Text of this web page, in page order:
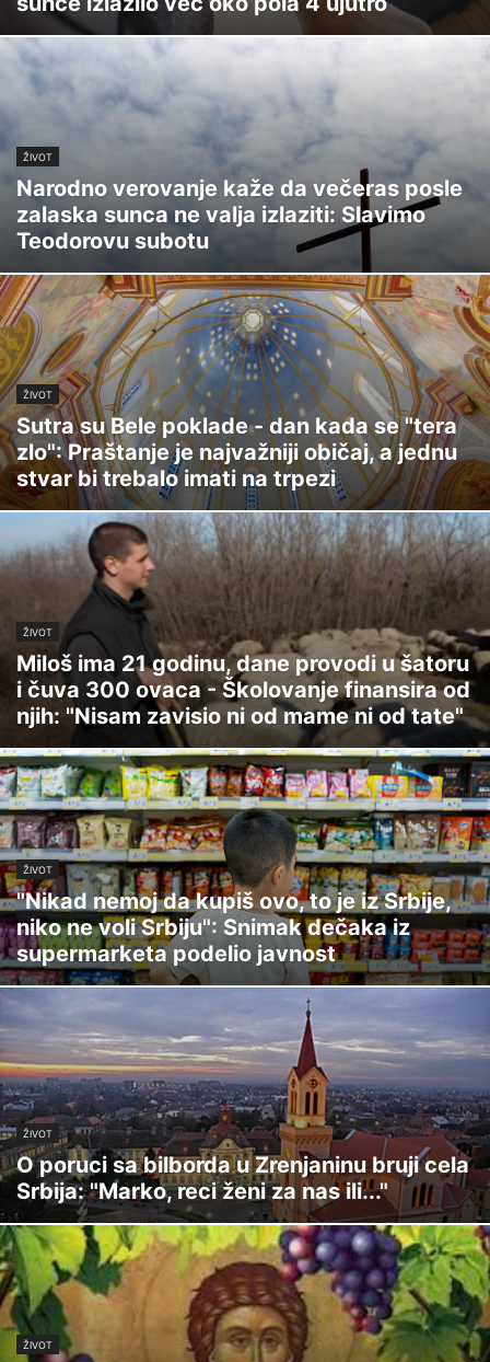
ŽIVOT
Narodno verovanje kaže da večeras posle
zalaska sunca ne valja izlaziti: Slavimo
Teodorovu subotu
ŽIVOT
Sutra su Bele poklade - dan kada se "tera
zlo": Praštanje je najvažniji običaj, a jednu
stvar bi trebalo imati na trpezi
ŽIVOT
Miloš ima 21 godinu, dane provodi u šatoru
i čuva 300 ovaca - Školovanje finansira od
njih: "Nisam zavisio ni od mame ni od tate"
ŽIVOT
"Nikad nemoj da kupiš ovo, to je iz Srbije,
niko ne voli Srbiju": Snimak dečaka iz
supermarketa podelio javnost
ŽIVOT
O poruci sa bilborda u Zrenjaninu bruji cela
Srbija: "Marko, reci ženi za nas ili..."
ŽIVOT